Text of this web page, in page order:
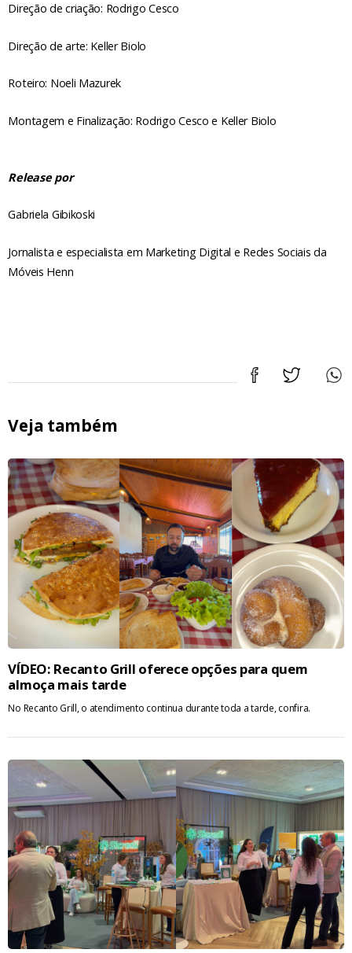
Direção de criação: Rodrigo Cesco
Direção de arte: Keller Biolo
Roteiro: Noeli Mazurek
Montagem e Finalização: Rodrigo Cesco e Keller Biolo
Release por
Gabriela Gibikoski
Jornalista e especialista em Marketing Digital e Redes Sociais da
Móveis Henn
Veja também
VÍDEO: Recanto Grill oferece opções para quem
almoça mais tarde
No Recanto Grill, o atendimento continua durante toda a tarde, confira.